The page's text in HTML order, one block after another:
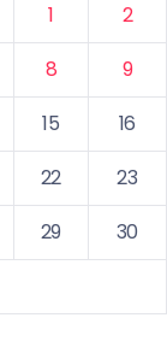
1
2
8
9
15
16
22
23
29
30